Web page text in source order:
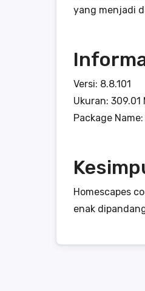
yang menjadi
Versi: 8.8.101
Ukuran: 309.01
Package
Homescapes
enak